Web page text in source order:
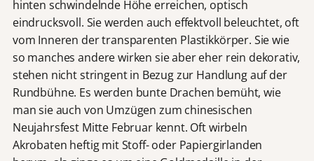
hinten schwindelnde Höhe erreichen, optisch
eindrucksvoll. Sie werden auch effektvoll beleuchtet, oft
vom Inneren der transparenten Plastikkörper. Sie wie
so manches andere wirken sie aber eher rein dekorativ,
stehen nicht stringent in Bezug zur Handlung auf der
Rundbühne. Es werden bunte Drachen bemüht, wie
man sie auch von Umzügen zum chinesischen
Neujahrsfest Mitte Februar kennt. Oft wirbeln
Akrobaten heftig mit Stoff- oder Papiergirlanden